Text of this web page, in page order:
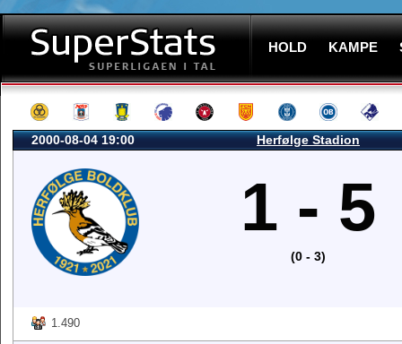
HOLD KAMPE
2000-08-04 19:00 Herfølge Stadion
1 - 5
(0 - 3)
1.490